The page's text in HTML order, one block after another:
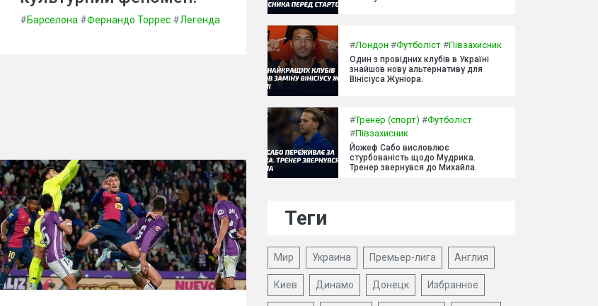
#Барселона #Фернандо Торрес #Легенда
#Лондон #Футболіст #Півзахисник
Один з провідних клубів в Україні
знайшов нову альтернативу для
Вінісіуса Жуніора.
#Тренер (спорт) #Футболіст
#Півзахисник
Йожеф Сабо висловлює
стурбованість щодо Мудрика.
Тренер звернувся до Михайла.
Теги
Мир Украина Премьер-лига Англия
Киев Динамо Донецк Избранное